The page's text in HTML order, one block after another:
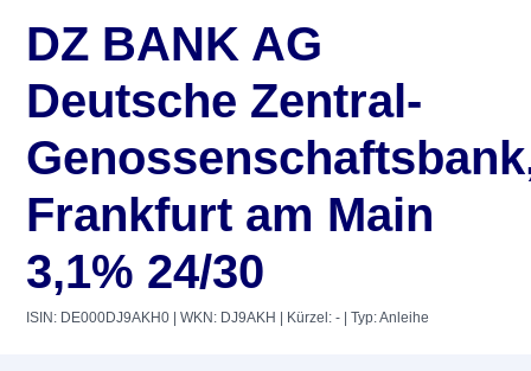
DZ BANK AG
Deutsche Zentral-
Frankfurt am Main
3,1% 24/30
ISIN: DE000DJ9AKH0 | WKN: DJ9AKH | Kürzel: - | Typ: Anleihe